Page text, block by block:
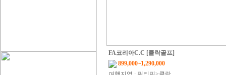
FA코리아C.C [클락골프]
899,000~1,290,000